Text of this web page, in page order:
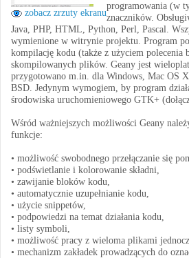
zobacz zrzuty ekranu
programowania (w
znaczników.
Java, PHP, HTML, Python, Perl, Pascal.
wymienione w witrynie projektu. Program
kompilację kodu (także z użyciem polecenia
skompilowanych plików. Geany jest
przygotowano m.in. dla Windows, Mac OS
BSD. Jedynym wymogiem, by program
środowiska uruchomieniowego GTK+
Wśród ważniejszych możliwości Geany
funkcje:
• możliwość swobodnego przełączanie się
• podświetlanie i kolorowanie składni,
• zawijanie bloków kodu,
• automatycznie uzupełnianie kodu,
• użycie snippetów,
• podpowiedzi na temat działania kodu,
• listy symboli,
• możliwość pracy z wieloma plikami
• mechanizm zakładek prowadzących do